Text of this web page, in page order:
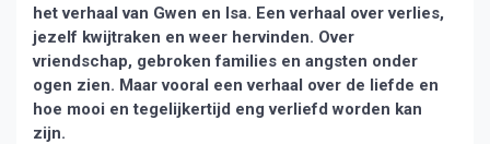
het verhaal van Gwen en Isa. Een verhaal over verlies,
jezelf kwijtraken en weer hervinden. Over
vriendschap, gebroken families en angsten onder
ogen zien. Maar vooral een verhaal over de liefde en
hoe mooi en tegelijkertijd eng verliefd worden kan
zijn.